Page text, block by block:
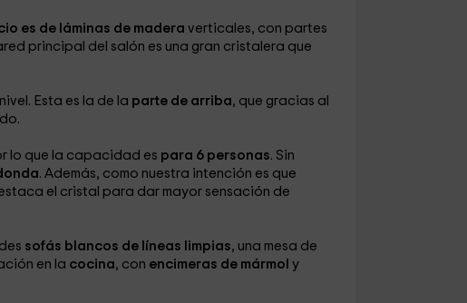
es de láminas de madera verticales, con partes
principal del salón es una gran cristalera que
Esta es la de la parte de arriba, que gracias al
lo que la capacidad es para 6 personas. Sin
. Además, como nuestra intención es que
el cristal para dar mayor sensación de
sofás blancos de líneas limpias, una mesa de
en la cocina, con encimeras de mármol y